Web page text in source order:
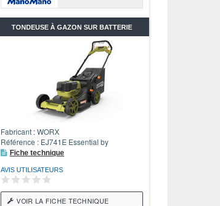
TONDEUSE À GAZON SUR BATTERIE
Fabricant : WORX
Référence : EJ741E Essential by
Fiche technique
AVIS UTILISATEURS
VOIR LA FICHE TECHNIQUE